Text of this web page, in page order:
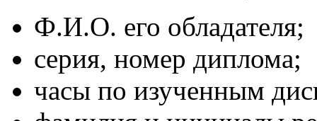
Ф.И.О. его обладателя;
серия, номер диплома;
часы по изученным